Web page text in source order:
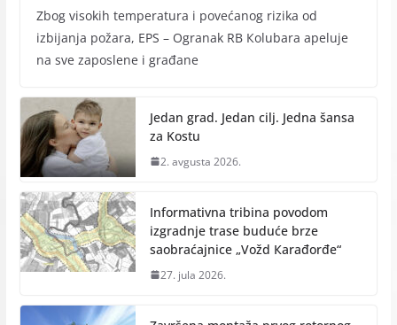
Zbog visokih temperatura i povećanog rizika od
izbijanja požara, EPS – Ogranak RB Кolubara apeluje
na sve zaposlene i građane
Jedan grad. Jedan cilj. Jedna šansa
za Kostu
2. avgusta 2026.
Informativna tribina povodom
izgradnje trase buduće brze
saobraćajnice „Vožd Кarađorđe“
27. jula 2026.